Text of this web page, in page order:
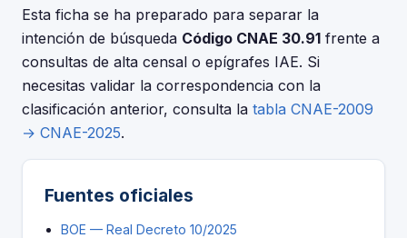
periodo de adaptación fue hasta el 30 de junio de
2025.
Esta ficha se ha preparado para separar la
intención de búsqueda Código CNAE 30.91 frente a
consultas de alta censal o epígrafes IAE. Si
necesitas validar la correspondencia con la
clasificación anterior, consulta la tabla CNAE-2009
→ CNAE-2025.
Fuentes oficiales
BOE — Real Decreto 10/2025